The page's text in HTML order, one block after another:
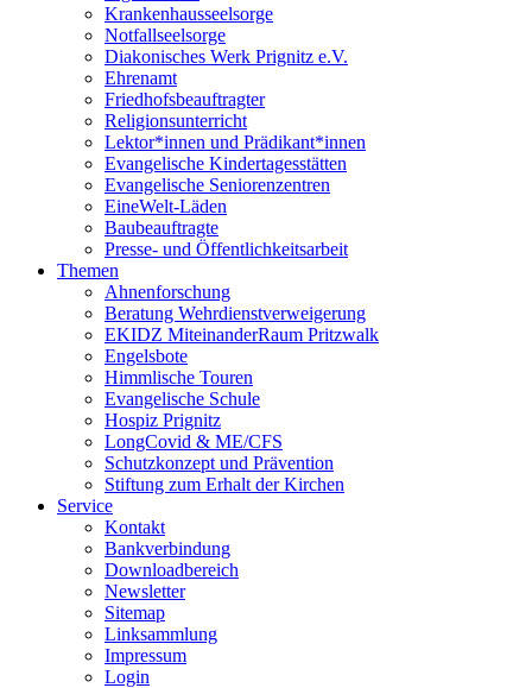
Krankenhausseelsorge
Notfallseelsorge
Diakonisches Werk Prignitz e.V.
Ehrenamt
Friedhofsbeauftragter
Religionsunterricht
Lektor*innen und Prädikant*innen
Evangelische Kindertagesstätten
Evangelische Seniorenzentren
EineWelt-Läden
Baubeauftragte
Presse- und Öffentlichkeitsarbeit
Themen
Ahnenforschung
Beratung Wehrdienstverweigerung
EKIDZ MiteinanderRaum Pritzwalk
Engelsbote
Himmlische Touren
Evangelische Schule
Hospiz Prignitz
LongCovid & ME/CFS
Schutzkonzept und Prävention
Stiftung zum Erhalt der Kirchen
Service
Kontakt
Bankverbindung
Downloadbereich
Newsletter
Sitemap
Linksammlung
Impressum
Login